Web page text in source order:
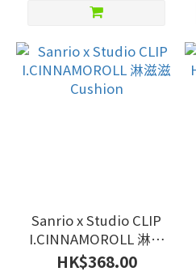
Sanrio x Studio CLIP
I.CINNAMOROLL 淋滋
滋Cushion
HK$368.00